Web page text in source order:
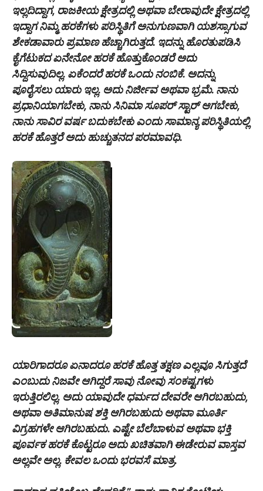
ಇಲ್ಲದಿದ್ದಾಗ, ರಾಜಕೀಯ ಕ್ಷೇತ್ರದಲ್ಲಿ ಅಥವಾ ಬೇರಾವುದೇ ಕ್ಷೇತ್ರದಲ್ಲಿ
ಇದ್ದಾಗ ನಿಮ್ಮ ಹರಕೆಗಳು ಪರಿಸ್ಥಿತಿಗೆ ಅನುಗುಣವಾಗಿ ಯಶಸ್ಸಾಗುವ
ಶೇಕಡಾವಾರು ಪ್ರಮಾಣ ಹೆಚ್ಚಾಗಿರುತ್ತದೆ. ಇದನ್ನು ಹೊರತುಪಡಿಸಿ
ಕೈಗೆಟುಕದ ಏನೇನೋ ಹರಕೆ ಹೊತ್ತುಕೊಂಡರೆ ಅದು‌
ಸಿದ್ದಿಸುವುದಿಲ್ಲ. ಏಕೆಂದರೆ ಹರಕೆ ಒಂದು ನಂಬಿಕೆ. ಅದನ್ನು
ಪೂರೈಸಲು ಯಾರು ಇಲ್ಲ. ಅದು ನಿರ್ಜೀವ ಅಥವಾ ಭ್ರಮೆ. ನಾನು
ಪ್ರಧಾನಿಯಾಗಬೇಕು, ನಾನು ಸಿನಿಮಾ ಸೂಪರ್ ಸ್ಟಾರ್ ಆಗಬೇಕು,
ನಾನು ಸಾವಿರ ವರ್ಷ ಬದುಕಬೇಕು ಎಂದು ಸಾಮಾನ್ಯ ಪರಿಸ್ಥಿತಿಯಲ್ಲಿ
ಹರಕೆ ಹೊತ್ತರೆ ಅದು ಹುಚ್ಚುತನದ ಪರಮಾವಧಿ.
ಯಾರಿಗಾದರೂ ಏನಾದರೂ ಹರಕೆ ಹೊತ್ತ ತಕ್ಷಣ ಎಲ್ಲವೂ ಸಿಗುತ್ತದೆ
ಎಂಬುದು ನಿಜವೇ ಆಗಿದ್ದರೆ ಸಾವು ನೋವು ಸಂಕಷ್ಟಗಳು
ಇರುತ್ತಿರಲಿಲ್ಲ. ಅದು ಯಾವುದೇ ಧರ್ಮದ ದೇವರೇ ಆಗಿರಬಹುದು,
ಅಥವಾ ಅತಿಮಾನುಷ ಶಕ್ತಿ ಆಗಿರಬಹುದು ಅಥವಾ ಮೂರ್ತಿ
ವಿಗ್ರಹಗಳೇ ಆಗಿರಬಹುದು. ಎಷ್ಟೇ ಬೆಲೆಬಾಳುವ ಅಥವಾ ಭಕ್ತಿ
ಪೂರ್ವಕ ಹರಕೆ ಕೊಟ್ಟರೂ ಅದು ಖಚಿತವಾಗಿ ಈಡೇರುವ ವಾಸ್ತವ
ಅಲ್ಲವೇ ಅಲ್ಲ. ಕೇವಲ ಒಂದು ಭರವಸೆ ಮಾತ್ರ.